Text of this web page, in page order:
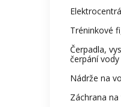
Tréninkové
Čerpadla,
čerpání vody
Nádrže na
Záchrana